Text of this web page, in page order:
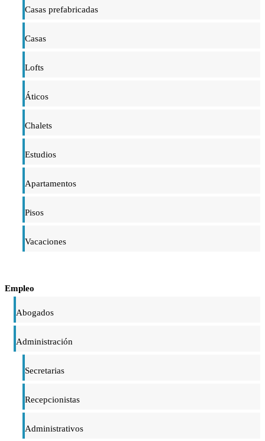
Casas prefabricadas
Casas
Lofts
Áticos
Chalets
Estudios
Apartamentos
Pisos
Vacaciones
Empleo
Abogados
Administración
Secretarias
Recepcionistas
Administrativos